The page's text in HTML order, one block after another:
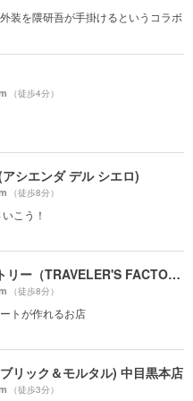
装を隈研吾が手掛けるというコラボ
（徒歩4分）
シエンダ デル シエロ)
（徒歩8分）
こう！
トラベラーズファクトリー（TRAVELER'S FACTORY）
（徒歩8分）
トが作れるお店
リック＆モルタル) 中目黒本店
（徒歩3分）